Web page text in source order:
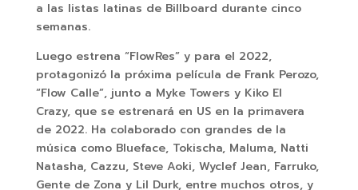
a las listas latinas de Billboard durante cinco
semanas.
Luego estrena “FlowRes” y para el 2022,
protagonizó la próxima película de Frank Perozo,
“Flow Calle”, junto a Myke Towers y Kiko El
Crazy, que se estrenará en US en la primavera
de 2022. Ha colaborado con grandes de la
música como Blueface, Tokischa, Maluma, Natti
Natasha, Cazzu, Steve Aoki, Wyclef Jean, Farruko,
Gente de Zona y Lil Durk, entre muchos otros, y